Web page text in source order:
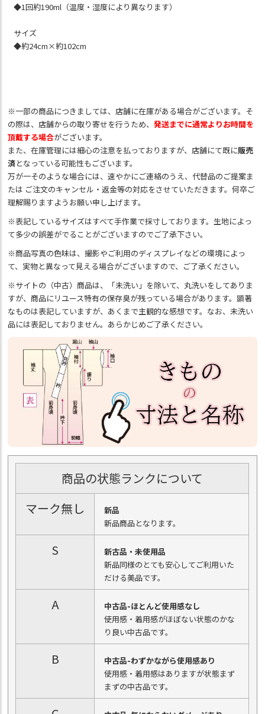
◆1回約190ml（温度・湿度により異なります）
サイズ
◆約24cm×約102cm
※一部の商品につきましては、店舗に在庫がある場合がございます。そ
の際は、店舗からの取り寄せを行うため、発送までに通常よりお時間を
頂戴する場合がございます。
また、在庫管理には細心の注意を払っておりますが、店舗にて既に販売
済となっている可能性もございます。
万が一そのような場合には、速やかにご連絡のうえ、代替品のご提案ま
たは ご注文のキャンセル・返金等の対応をさせていただきます。何卒ご
理解賜りますようお願い申し上げます。
※表記しているサイズはすべて手作業で採寸しております。生地によっ
て多少の誤差がでることがございますのでご了承下さい。
※商品写真の色味は、撮影やご利用のディスプレイなどの環境によっ
て、実物と異なって見える場合がございますので、ご了承ください。
※サイトの（中古）商品は、「未洗い」を除いて、丸洗いをしてありま
すが、商品にリユース特有の保存臭が残っている場合があります。顕著
なものは表記していますが、あくまで主観的な感想です。なお、未洗い
品には表記しておりません。あらかじめご了承ください。
商品の状態ランクについて
マーク無し
新品
新品商品となります。
S
新古品・未使用品
新品同様のとても安心してご利用いた
だける美品です。
A
中古品-ほとんど使用感なし
使用感・着用感がほぼない状態のかな
り良い中古品です。
B
中古品-わずかながら使用感あり
使用感・着用感はありますが状態まず
まずの中古品です。